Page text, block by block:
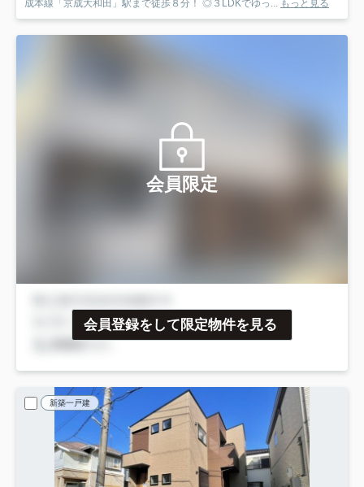
成本線「京成大和田」駅まで徒歩８分！ ◎３LDKでゆっ... もっと見る
会員限定
会員登録をして限定物件を見る
新築一戸建